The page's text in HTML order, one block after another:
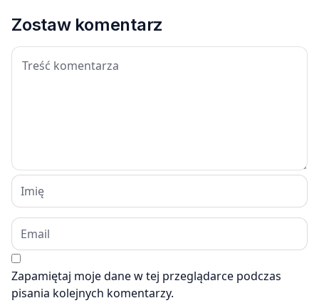
Zostaw komentarz
Zapamiętaj moje dane w tej przeglądarce podczas
pisania kolejnych komentarzy.